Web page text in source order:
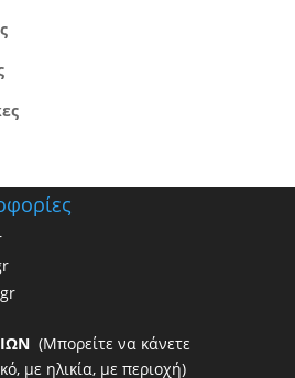
(Μπορείτε να κάνετε
με ηλικία, με περιοχή)